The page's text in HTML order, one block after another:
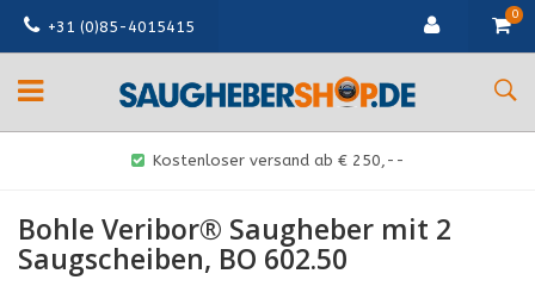
+31 (0)85-4015415
0
Kostenloser versand ab € 250,--
Bohle Veribor® Saugheber mit 2
Saugscheiben, BO 602.50